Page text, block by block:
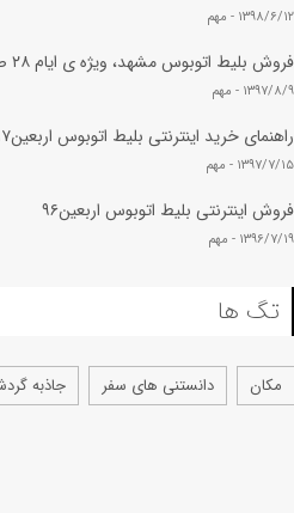
۱۳۹۸/۶/۱۲ - مهم
فروش بلیط اتوبوس مشهد، ویژه ی ایام ۲۸ صفر
۱۳۹۷/۸/۹ - مهم
راهنمای خرید اینترنتی بلیط اتوبوس اربعین۹۷
۱۳۹۷/۷/۱۵ - مهم
فروش اینترنتی بلیط اتوبوس اربعین۹۶
۱۳۹۶/۷/۱۹ - مهم
تگ ها
مکان دانستنی های سفر جاذبه